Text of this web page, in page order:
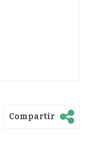
Compartir